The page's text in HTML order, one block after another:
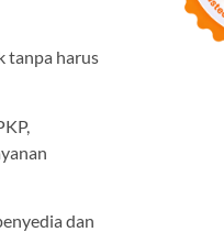
tanpa harus
dan